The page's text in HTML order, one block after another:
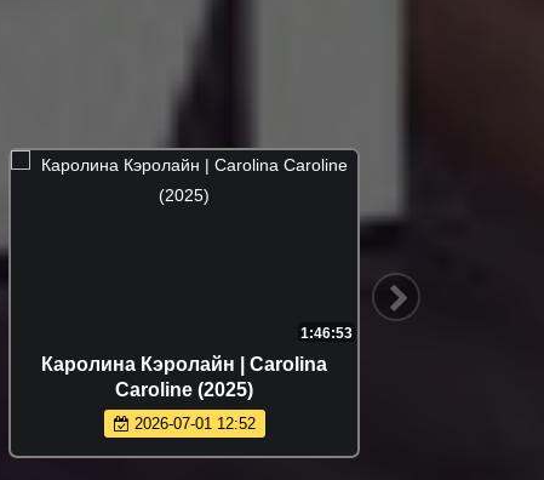
1:46:53
Каролина Кэролайн | Carolina
Caroline (2025)
2026-07-01 12:52